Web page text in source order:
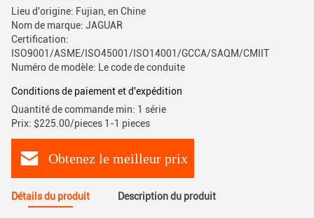
Lieu d'origine: Fujian, en Chine
Nom de marque: JAGUAR
Certification:
ISO9001/ASME/ISO45001/ISO14001/GCCA/SAQM/CMIIT
Numéro de modèle: Le code de conduite
Conditions de paiement et d'expédition
Quantité de commande min: 1 série
Prix: $225.00/pieces 1-1 pieces
Obtenez le meilleur prix
Détails du produit Description du produit